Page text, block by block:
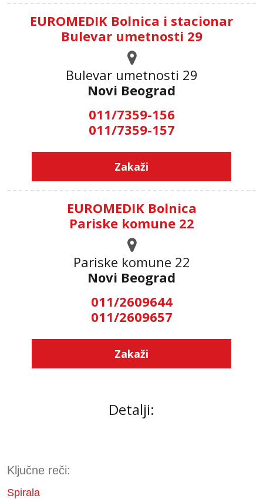
EUROMEDIK Bolnica i stacionar
Bulevar umetnosti 29
Bulevar umetnosti 29
Novi Beograd
011/7359-156
011/7359-157
Zakaži
EUROMEDIK Bolnica
Pariske komune 22
Pariske komune 22
Novi Beograd
011/2609644
011/2609657
Zakaži
Detalji:
Ključne reči:
Spirala